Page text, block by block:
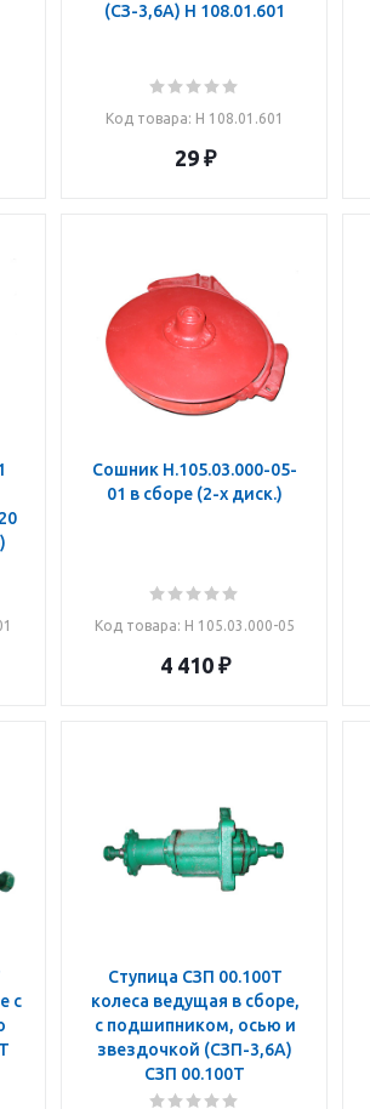
(СЗ-3,6А) Н 108.01.601
Код товара: Н 108.01.601
29₽
Сошник Н.105.03.000-05-
01 в сборе (2-х диск.)
Код товара: Н 105.03.000-05
4 410₽
с
Ступица СЗП 00.100Т
колеса ведущая в сборе,
с подшипником, осью и
звездочкой (СЗП-3,6А)
СЗП 00.100Т